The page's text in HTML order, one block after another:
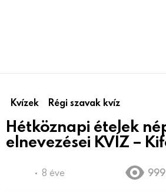
Kvízek Régi szavak kvíz
Hétköznapi ételek
elnevezései KVÍZ –
8 éve 999